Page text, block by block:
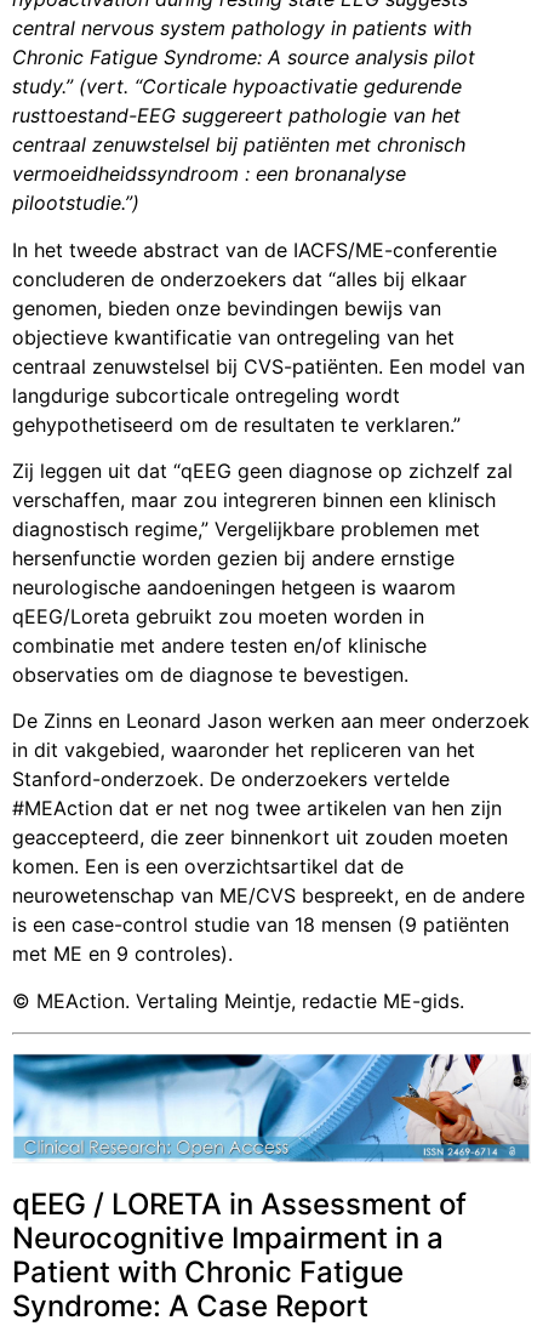
central nervous system pathology in patients with
Chronic Fatigue Syndrome: A source analysis pilot
study.” (vert. “Corticale hypoactivatie gedurende
rusttoestand-EEG suggereert pathologie van het
centraal zenuwstelsel bij patiënten met chronisch
vermoeidheidssyndroom : een bronanalyse
pilootstudie.”)
In het tweede abstract van de IACFS/ME-conferentie
concluderen de onderzoekers dat “alles bij elkaar
genomen, bieden onze bevindingen bewijs van
objectieve kwantificatie van ontregeling van het
centraal zenuwstelsel bij CVS-patiënten. Een model van
langdurige subcorticale ontregeling wordt
gehypothetiseerd om de resultaten te verklaren.”
Zij leggen uit dat “qEEG geen diagnose op zichzelf zal
verschaffen, maar zou integreren binnen een klinisch
diagnostisch regime,” Vergelijkbare problemen met
hersenfunctie worden gezien bij andere ernstige
neurologische aandoeningen hetgeen is waarom
qEEG/Loreta gebruikt zou moeten worden in
combinatie met andere testen en/of klinische
observaties om de diagnose te bevestigen.
De Zinns en Leonard Jason werken aan meer onderzoek
in dit vakgebied, waaronder het repliceren van het
Stanford-onderzoek. De onderzoekers vertelde
#MEAction dat er net nog twee artikelen van hen zijn
geaccepteerd, die zeer binnenkort uit zouden moeten
komen. Een is een overzichtsartikel dat de
neurowetenschap van ME/CVS bespreekt, en de andere
is een case-control studie van 18 mensen (9 patiënten
met ME en 9 controles).
© MEAction. Vertaling Meintje, redactie ME-gids.
qEEG / LORETA in Assessment of
Neurocognitive Impairment in a
Patient with Chronic Fatigue
Syndrome: A Case Report